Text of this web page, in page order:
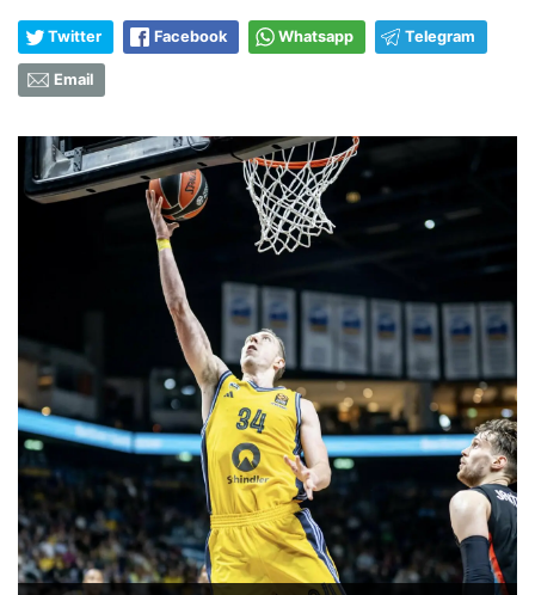
Twitter Facebook Whatsapp Telegram
Email